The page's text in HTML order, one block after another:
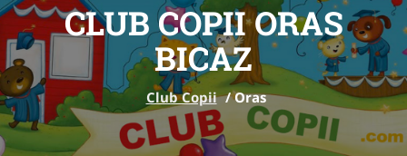
CLUB COPII ORAS
BICAZ
Club Copii /Oras